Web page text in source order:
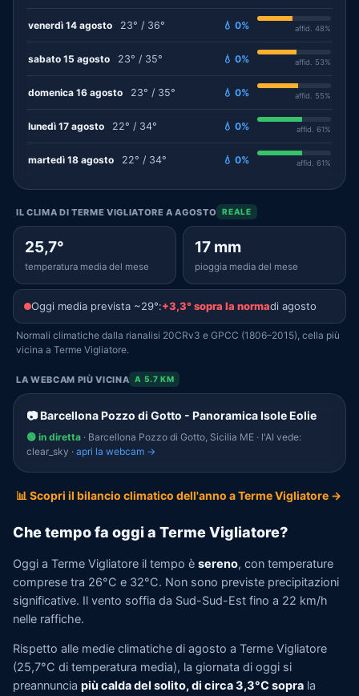
venerdì 14 agosto 23° / 36° 💧 0% affid. 48%
sabato 15 agosto 23° / 35° 💧 0% affid. 53%
domenica 16 agosto 23° / 35° 💧 0% affid. 55%
lunedì 17 agosto 22° / 34° 💧 0% affid. 61%
martedì 18 agosto 22° / 34° 💧 0% affid. 61%
IL CLIMA DI TERME VIGLIATORE A AGOSTO REALE
25,7°
temperatura media del mese
17 mm
pioggia media del mese
Oggi media prevista ~29°:+3,3° sopra la normadi agosto
Normali climatiche dalla rianalisi 20CRv3 e GPCC (1806–2015), cella più
vicina a Terme Vigliatore.
LA WEBCAM PIÙ VICINA A 5.7 KM
📷 Barcellona Pozzo di Gotto - Panoramica Isole Eolie
🟢 in diretta · Barcellona Pozzo di Gotto, Sicilia ME · l'AI vede:
clear_sky · apri la webcam →
📊 Scopri il bilancio climatico dell'anno a Terme Vigliatore →
Che tempo fa oggi a Terme Vigliatore?
Oggi a Terme Vigliatore il tempo è sereno, con temperature
comprese tra 26°C e 32°C. Non sono previste precipitazioni
significative. Il vento soffia da Sud-Sud-Est fino a 22 km/h
nelle raffiche.
Rispetto alle medie climatiche di agosto a Terme Vigliatore
(25,7°C di temperatura media), la giornata di oggi si
preannuncia più calda del solito, di circa 3,3°C sopra la